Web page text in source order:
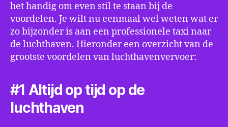
het handig om even stil te staan bij de
voordelen. Je wilt nu eenmaal wel weten wat er
zo bijzonder is aan een professionele taxi naar
de luchthaven. Hieronder een overzicht van de
grootste voordelen van luchthavenvervoer:
#1 Altijd op tijd op de
luchthaven